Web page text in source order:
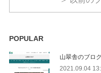
POPULAR
山翠舎のブロ
2021.09.04